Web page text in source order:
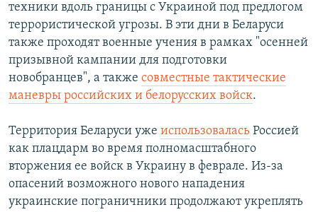
техники вдоль границы с Украиной под предлогом
террористической угрозы. В эти дни в Беларуси
также проходят военные учения в рамках "осенней
призывной кампании для подготовки
новобранцев", а также совместные тактические
маневры российских и белорусских войск.
Территория Беларуси уже использовалась Россией
как плацдарм во время полномасштабного
вторжения ее войск в Украину в феврале. Из-за
опасений возможного нового нападения
украинские пограничники продолжают укреплять